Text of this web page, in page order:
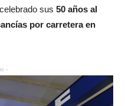
sus 50 años al
por carretera en
-